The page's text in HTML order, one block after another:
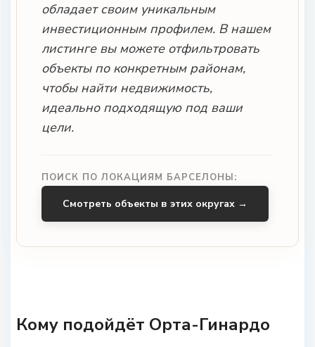
обладает своим уникальным
инвестиционным профилем. В нашем
листинге вы можете отфильтровать
объекты по конкретным районам,
чтобы найти недвижимость,
идеально подходящую под ваши
цели.
ПОИСК ПО ЛОКАЦИЯМ БАРСЕЛОНЫ:
Смотреть объекты в этих округах →
Кому подойдёт Орта-Гинардо